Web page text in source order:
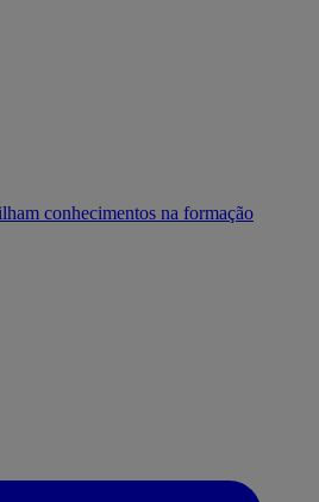
conhecimentos na formação